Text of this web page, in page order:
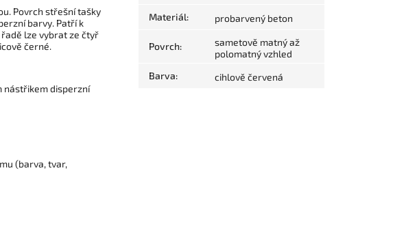
Povrch střešní tašky
barvy. Patří k
lze vybrat ze čtyř
černé.
nástřikem disperzní
(barva, tvar,
Materiál: probarvený beton
Povrch:
sametově matný až
polomatný vzhled
Barva: cihlově červená